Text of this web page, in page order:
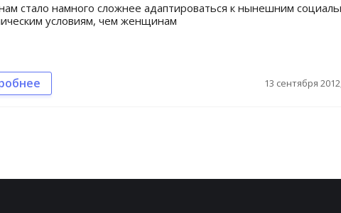
стало намного сложнее адаптироваться к нынешним
условиям, чем женщинам
13 сентября